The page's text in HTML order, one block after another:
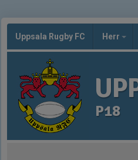
Uppsala Rugby FC Herr
P18